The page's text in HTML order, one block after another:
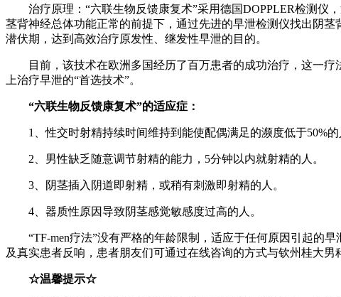
治疗原理：“六联生物反馈康复术”采用德国DOPPLER检测仪，
茎背神经总体功能正常的前提下，通过先进的早泄检测仪找出阴
潜伏期，达到高效治疗原发性、继发性早泄的目的。
目前，该技术在欧洲多国经历了百万患者的成功治疗，这一疗
上治疗早泄的“首选技术”。
“六联生物反馈康复术”的适应症：
1、性交时射精持续时间维持到能使配偶满足的濒度低于50%的
2、男性缺乏随意调节射精的能力，5分钟以内就射精的人。
3、阴茎插入阴道即射精，或稍有刺激即射精的人。
4、器质性原因导致阴茎感觉敏感度过高的人。
“TF-men疗法”没有严格的年龄限制，适应于任何原因引起的早
及真实患者反响，患者朋友们可通过在线咨询的方式与钦州桂大男
☆温馨提示☆